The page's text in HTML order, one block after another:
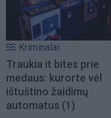
Kriminalai
Traukia it bites prie
medaus: kurorte vėl
ištuštino žaidimų
automatus (1)